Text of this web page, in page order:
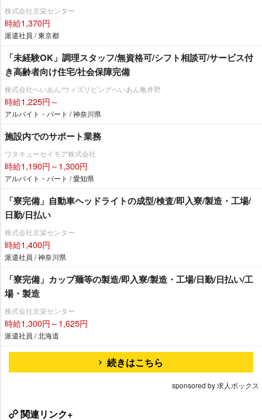
株式会社京栄センター
時給1,370円
派遣社員 / 東京都
「未経験OK」調理スタッフ/無資格可/シフト相談可/サービス付
き高齢者向け住宅/社会保障完備
株式会社へいあん/ウィズリビングへいあん亀井野
時給1,225円～
アルバイト・パート / 神奈川県
施設内でのサポート業務
ワタキューセイモア株式会社
時給1,190円～1,300円
アルバイト・パート / 愛知県
「寮完備」自動車ヘッドライトの成型/検査/即入寮/製造・工場/
日勤/日払い
株式会社京栄センター
時給1,400円
派遣社員 / 神奈川県
「寮完備」カップ麺等の製造/即入寮/製造・工場/日勤/日払い/工
場・製造
株式会社京栄センター
時給1,300円～1,625円
派遣社員 / 北海道
続きはこちら
sponsored by 求人ボックス
関連リンク+